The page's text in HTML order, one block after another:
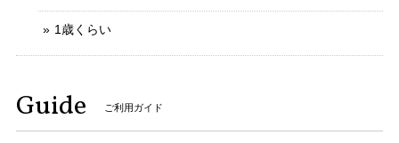
1歳くらい
Guide ご利用ガイド